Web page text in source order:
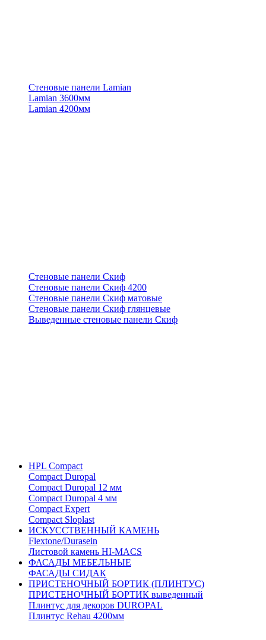
Стеновые панели Lamian
Lamian 3600мм
Lamian 4200мм
Стеновые панели Скиф
Стеновые панели Скиф 4200
Стеновые панели Скиф матовые
Стеновые панели Скиф глянцевые
Выведенные стеновые панели Скиф
HPL Compact
Compact Duropal
Compact Duropal 12 мм
Compact Duropal 4 мм
Compact Expert
Compact Sloplast
ИСКУССТВЕННЫЙ КАМЕНЬ
Flextone/Durasein
Листовой камень HI-MACS
ФАСАДЫ МЕБЕЛЬНЫЕ
ФАСАДЫ СИДАК
ПРИСТЕНОЧНЫЙ БОРТИК (ПЛИНТУС)
ПРИСТЕНОЧНЫЙ БОРТИК выведенный
Плинтус для декоров DUROPAL
Плинтус Rehau 4200мм